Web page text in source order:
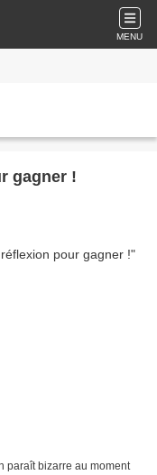
MENU
gagner !
paraît bizarre au moment